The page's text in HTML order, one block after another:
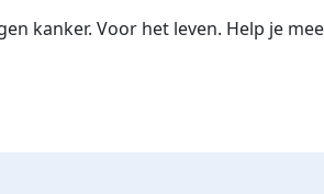
kanker. Voor het leven. Help je